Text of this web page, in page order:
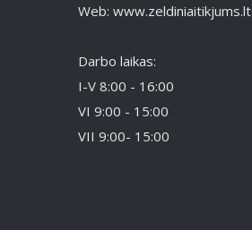
Web: www.zeldiniaitikjums.lt
Darbo laikas:
I-V 8:00 - 16:00
VI 9:00 - 15:00
VII 9:00- 15:00